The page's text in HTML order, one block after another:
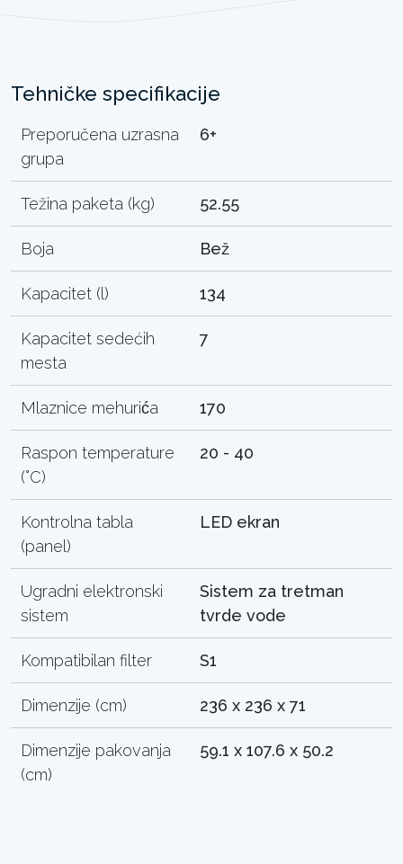
Tehničke specifikacije
Preporučena uzrasna
grupa
6+
Težina paketa (kg) 52.55
Boja Bež
Kapacitet (l) 134
Kapacitet sedećih
mesta
7
Mlaznice mehurića 170
Raspon temperature
(°C)
20 - 40
Kontrolna tabla
(panel)
LED ekran
Ugradni elektronski
sistem
Sistem za tretman
tvrde vode
Kompatibilan filter S1
Dimenzije (cm) 236 x 236 x 71
Dimenzije pakovanja
(cm)
59.1 x 107.6 x 50.2